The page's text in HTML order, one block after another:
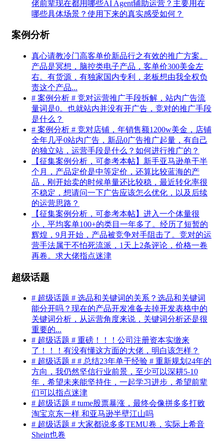
佬前辈现在都用哪些AI Agent辅助运营？主要用在
哪些具体场景？使用下来的真实感受如何？
案例分析
真心请教冷门高客单价新品行之有效的推广方案。
产品是冥想，脑控类电子产品，客单价300美金左
右。有货源，有独家国内专利，老板想由我全权负
责这个产品...
# 案例分析 # 竞对运营推广手段拆解，站内广告流
量词是0。也就站内并没有开广告，竞对的推广手段
是什么？
# 案例分析 # 竞对店铺，年销售额1200w美金，店铺
全年几乎0站内广告，新品0广告推广起量，有自己
的独立站，运营手段是什么？如何进行推广的？
【征集案例分析，可参考本帖】新手亚马逊单干半
个月，产品定价是中等定价，还算比较蓝海的产
品，刚开始卖的时候单量还比较稳，最近转化率很
不稳定，想请问一下广告应该怎么优化，以及后续
的运营思路？
【征集案例分析，可参考本帖】进入一个体量很
小，平均客单100+的类目一年多了。经历了短暂的
辉煌，9月开始，产品被竞争对手阻击了。竞对的运
营手法属于不怕死流派，1天上2条评论，价格一卷
再卷。求大佬指点迷津
超级话题
# 超级话题 # 选品和关键词的关系？选品和关键词
能分开吗？现在的产品开发准备去掉开发表格中的
关键词分析，从运营角度来说，关键词分析还是很
重要的...
# 超级话题 # 重磅！！！公司注册资本实缴来
了！！！有没有懂这方面的大佬，明白该怎样？
# 超级话题 # # 总结23年单干经验 # 重新规划24年的
方向，我仍然坚信行业前景，至少可以深耕5-10
年，希望未来能坚持住，一起学习进步，希望前辈
们可以指点迷津
# 超级话题 # tume股票暴涨，最终会像拼多多打败
淘宝京东一样 和亚马逊半壁江山吗
# 超级话题 # 大家都说多多TEMU卷，实际上希音
Shein也卷